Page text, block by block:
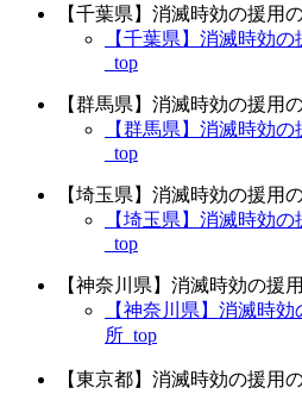
【千葉県】消滅時効の援用
【千葉県】消滅時効
_top
【群馬県】消滅時効の援用
【群馬県】消滅時効
_top
【埼玉県】消滅時効の援用
【埼玉県】消滅時効
_top
【神奈川県】消滅時効の援
【神奈川県】消滅時
所_top
【東京都】消滅時効の援用